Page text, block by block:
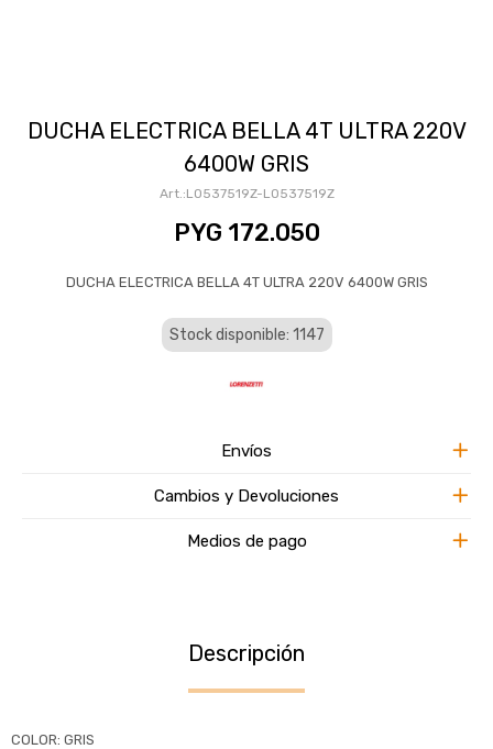
DUCHA ELECTRICA BELLA 4T ULTRA 220V
6400W GRIS
LO537519Z-LO537519Z
PYG 172.050
DUCHA ELECTRICA BELLA 4T ULTRA 220V 6400W GRIS
Stock disponible: 1147
Envíos
Cambios y Devoluciones
Medios de pago
Descripción
COLOR: GRIS